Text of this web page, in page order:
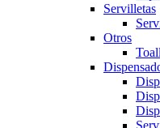
Servilletas
Otros